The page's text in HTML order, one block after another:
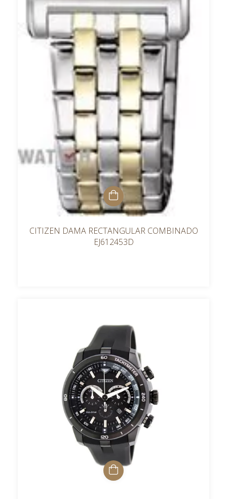
CITIZEN DAMA RECTANGULAR COMBINADO
EJ612453D